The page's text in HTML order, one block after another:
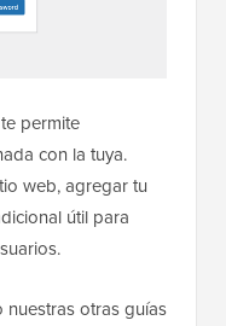
permite
con la tuya.
web, agregar tu
útil para
otras guías